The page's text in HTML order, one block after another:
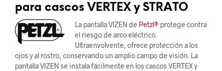
para cascos VERTEX y STRATO
La pantalla VIZEN de Petzl® protege contra
el riesgo de arco eléctrico.
Ultraenvolvente, ofrece protección a los
ojos y al rostro, conservando un amplio campo de visión. La
pantalla VIZEN se instala fácilmente en los cascos VERTEX y